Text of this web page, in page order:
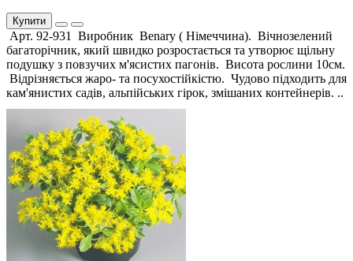
Купити
Арт. 92-931 Виробник Benary ( Німеччина). Вічнозелений
багаторічник, який швидко розростається та утворює щільну
подушку з повзучих м'ясистих пагонів. Висота рослини 10см.
Відрізняється жаро- та посухостійкістю. Чудово підходить для
кам'янистих садів, альпійських гірок, змішаних контейнерів. ..